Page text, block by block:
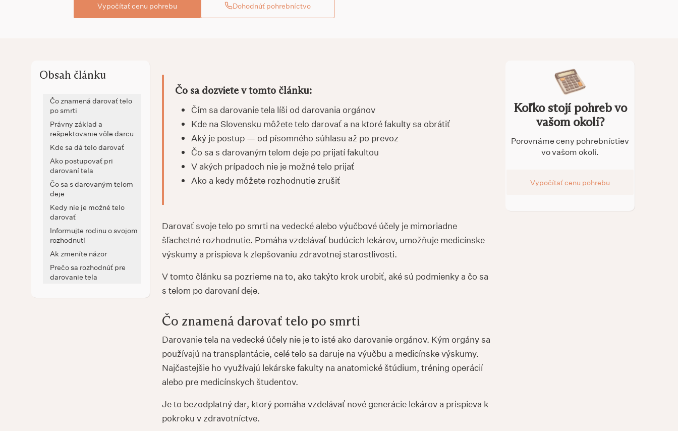
Vypočítať cenu pohrebu Dohodnúť pohrebníctvo
Obsah článku
Čo znamená darovať telo
po smrti
Právny základ a
rešpektovanie vôle darcu
Kde sa dá telo darovať
Ako postupovať pri
darovaní tela
Čo sa s darovaným telom
deje
Kedy nie je možné telo
darovať
Informujte rodinu o svojom
rozhodnutí
Ak zmeníte názor
Prečo sa rozhodnúť pre
darovanie tela
Čo sa dozviete v tomto článku:
Čím sa darovanie tela líši od darovania orgánov
Kde na Slovensku môžete telo darovať a na ktoré fakulty sa obrátiť
Aký je postup — od písomného súhlasu až po prevoz
Čo sa s darovaným telom deje po prijatí fakultou
V akých prípadoch nie je možné telo prijať
Ako a kedy môžete rozhodnutie zrušiť
Darovať svoje telo po smrti na vedecké alebo výučbové účely je mimoriadne
šľachetné rozhodnutie. Pomáha vzdelávať budúcich lekárov, umožňuje medicínske
výskumy a prispieva k zlepšovaniu zdravotnej starostlivosti.
V tomto článku sa pozrieme na to, ako takýto krok urobiť, aké sú podmienky a čo sa
s telom po darovaní deje.
Čo znamená darovať telo po smrti
Darovanie tela na vedecké účely nie je to isté ako darovanie orgánov. Kým orgány sa
používajú na transplantácie, celé telo sa daruje na výučbu a medicínske výskumy.
Najčastejšie ho využívajú lekárske fakulty na anatomické štúdium, tréning operácií
alebo pre medicínskych študentov.
Je to bezodplatný dar, ktorý pomáha vzdelávať nové generácie lekárov a prispieva k
pokroku v zdravotníctve.
Koľko stojí pohreb vo
vašom okolí?
Porovnáme ceny pohrebníctiev
vo vašom okolí.
Vypočítať cenu pohrebu